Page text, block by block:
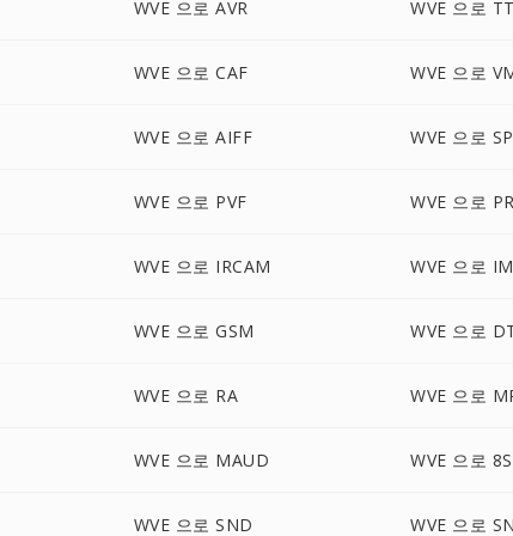
WVE 으로 AVR WVE 으로
WVE 으로 CAF WVE 으로
WVE 으로 AIFF WVE 으로
WVE 으로 PVF WVE 으로
WVE 으로 IRCAM WVE 으로
WVE 으로 GSM WVE 으로
WVE 으로 RA WVE 으로
WVE 으로 MAUD WVE 으로
WVE 으로 SND WVE 으로